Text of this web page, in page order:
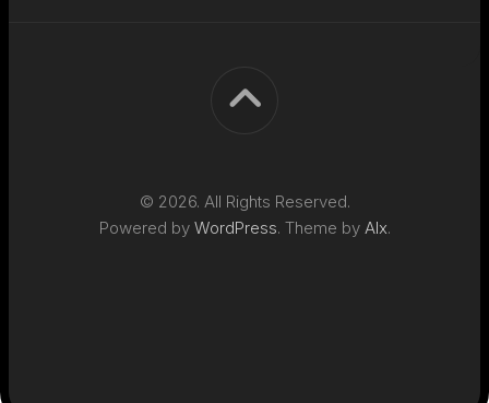
© 2026. All Rights Reserved.
Powered by WordPress. Theme by Alx.